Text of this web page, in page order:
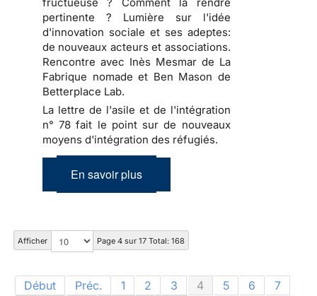
pertinente ? Lumière sur l'idée
d'innovation sociale et ses adeptes:
de nouveaux acteurs et associations.
Rencontre avec Inès Mesmar de La
Fabrique nomade et Ben Mason de
Betterplace Lab.
La lettre de l'asile et de l'intégration
n° 78 fait le point sur de nouveaux
moyens d'intégration des réfugiés.
En savoir plus
Afficher Page 4 sur 17 Total: 168
Début Préc. 1 2 3 4 5 6
7